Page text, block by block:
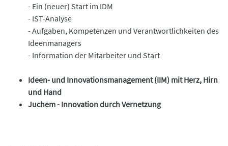
- Ein (neuer) Start im IDM
- IST-Analyse
- Aufgaben, Kompetenzen und Verantwortlichkeiten des
Ideenmanagers
- Information der Mitarbeiter und Start
Ideen- und Innovationsmanagement (IIM) mit Herz, Hirn
und Hand
Juchem - Innovation durch Vernetzung